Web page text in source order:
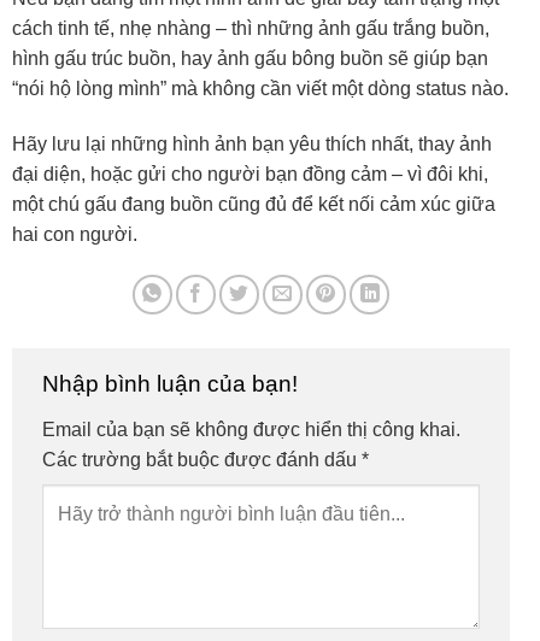
cách tinh tế, nhẹ nhàng – thì những ảnh gấu trắng buồn,
hình gấu trúc buồn, hay ảnh gấu bông buồn sẽ giúp bạn
“nói hộ lòng mình” mà không cần viết một dòng status nào.
Hãy lưu lại những hình ảnh bạn yêu thích nhất, thay ảnh
đại diện, hoặc gửi cho người bạn đồng cảm – vì đôi khi,
một chú gấu đang buồn cũng đủ để kết nối cảm xúc giữa
hai con người.
Nhập bình luận của bạn!
Email của bạn sẽ không được hiển thị công khai.
Các trường bắt buộc được đánh dấu *